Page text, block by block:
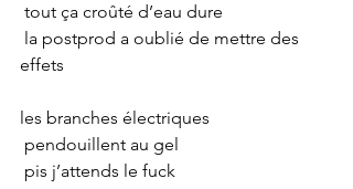
tout ça croûté d’eau dure
effets
les branches électriques
pendouillent au gel
pis j’attends le fuck